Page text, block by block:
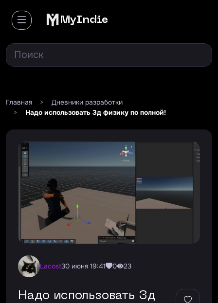
MyIndie
Главная >
Дневники разработки
>
Надо использовать 3д физику по полной!
Lacost30 июня 19:41 0 23
Надо использовать 3д